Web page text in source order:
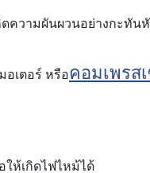
ความผันผวนอย่างกะทั
อเตอร์ หรือคอมเพรส
ให้เกิดไฟไหม้ได้